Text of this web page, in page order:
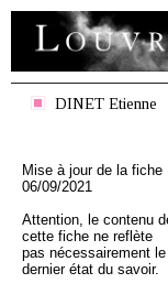
DINET Etienne
Mise à jour de la fiche
06/09/2021
Attention, le contenu
cette fiche ne reflète
pas nécessairement le
dernier état du savoir.